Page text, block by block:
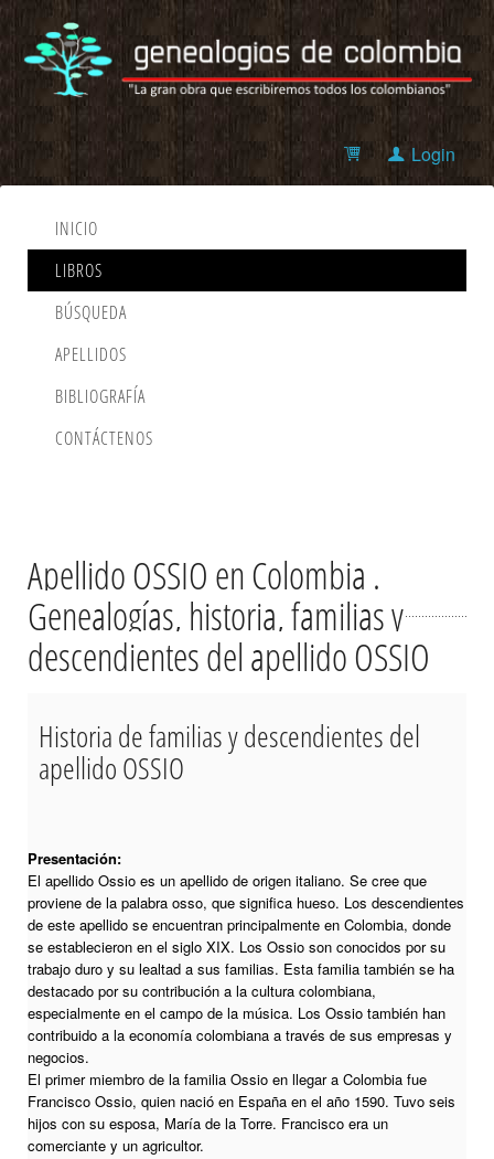
Login
INICIO
LIBROS
BÚSQUEDA
APELLIDOS
BIBLIOGRAFÍA
CONTÁCTENOS
Apellido OSSIO en Colombia .
Genealogías, historia, familias y
descendientes del apellido OSSIO
Historia de familias y descendientes del
apellido OSSIO
Presentación:
El apellido Ossio es un apellido de origen italiano. Se cree que
proviene de la palabra osso, que significa hueso. Los descendientes
de este apellido se encuentran principalmente en Colombia, donde
se establecieron en el siglo XIX. Los Ossio son conocidos por su
trabajo duro y su lealtad a sus familias. Esta familia también se ha
destacado por su contribución a la cultura colombiana,
especialmente en el campo de la música. Los Ossio también han
contribuido a la economía colombiana a través de sus empresas y
negocios.
El primer miembro de la familia Ossio en llegar a Colombia fue
Francisco Ossio, quien nació en España en el año 1590. Tuvo seis
hijos con su esposa, María de la Torre. Francisco era un
comerciante y un agricultor.